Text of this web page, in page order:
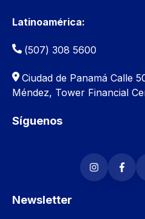
Latinoamérica:
(507) 308 5600
Ciudad de Panamá Calle
Méndez, Tower Financial
Síguenos
Newsletter